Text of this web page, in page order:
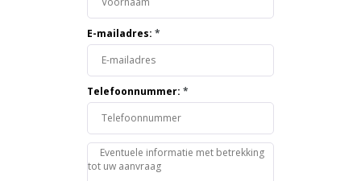
E-mailadres: *
Telefoonnummer: *